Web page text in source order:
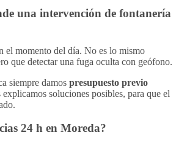
una intervención de fontanería
el momento del día. No es lo mismo
que detectar una fuga oculta con geófono.
siempre damos presupuesto previo
explicamos soluciones posibles, para que el
24 h en Moreda?